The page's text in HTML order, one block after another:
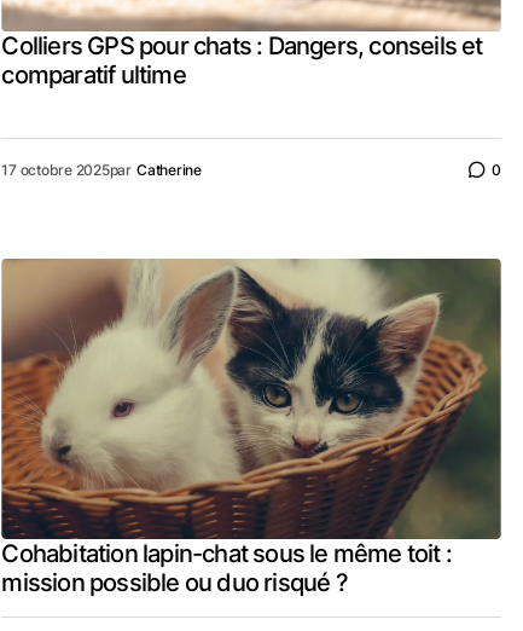
Colliers GPS pour chats : Dangers, conseils et
comparatif ultime
17 octobre 2025par Catherine 0
Cohabitation lapin-chat sous le même toit :
mission possible ou duo risqué ?